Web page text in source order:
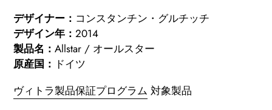
デザイナー： コンスタンチン・グルチッチ
デザイン年： 2014
製品名： Allstar / オールスター
原産国： ドイツ
ヴィトラ製品保証プログラム 対象製品